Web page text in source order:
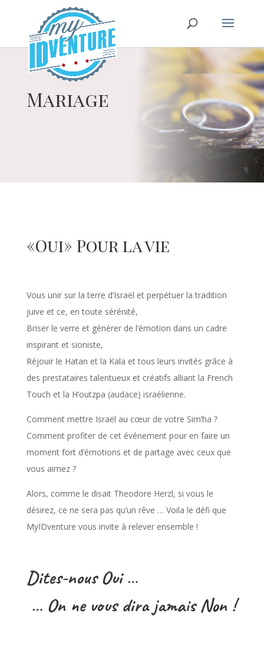
Mariage
«Oui» Pour la vie
Vous unir sur la terre d’Israël et perpétuer la tradition
juive et ce, en toute sérénité,
Briser le verre et générer de l’émotion dans un cadre
inspirant et sioniste,
Réjouir le Hatan et la Kala et tous leurs invités grâce à
des prestataires talentueux et créatifs alliant la French
Touch et la H’outzpa (audace) israélienne.
Comment mettre Israël au cœur de votre Sim’ha ?
Comment profiter de cet événement pour en faire un
moment fort d’émotions et de partage avec ceux que
vous aimez ?
Alors, comme le disait Theodore Herzl, si vous le
désirez, ce ne sera pas qu’un rêve … Voila le défi que
MyIDventure vous invite à relever ensemble !
Dites-nous Oui …
… On ne vous dira jamais Non !